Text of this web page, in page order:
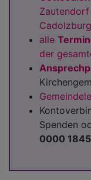
Zautendorf
alle
der
Spenden
0000